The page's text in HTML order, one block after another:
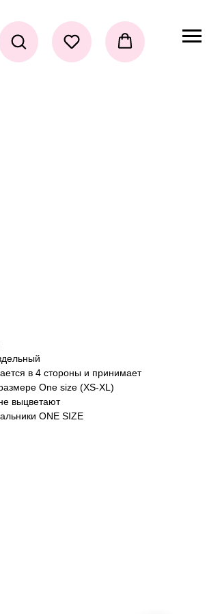
в 4 стороны и принимает
One size (XS-XL)
выцветают
ONE SIZE